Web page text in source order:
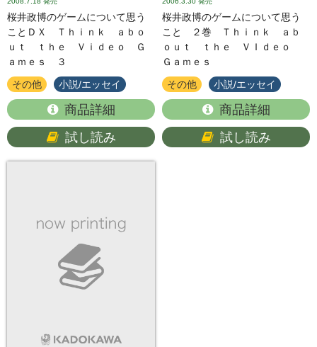
桜井政博のゲームについて思う
ことＤＸ Ｔｈｉｎｋ ａｂｏ
ｕｔ ｔｈｅ Ｖｉｄｅｏ Ｇ
ａｍｅｓ ３
その他 小説/エッセイ
商品詳細
試し読み
桜井政博のゲームについて思う
こと ２巻 Ｔｈｉｎｋ ａｂ
ｏｕｔ ｔｈｅ ＶＩｄｅｏ
Ｇａｍｅｓ
その他 小説/エッセイ
商品詳細
試し読み